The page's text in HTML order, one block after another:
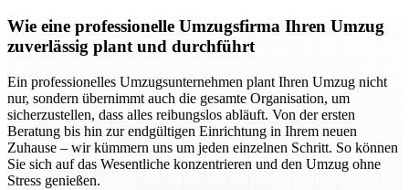
Wie eine professionelle Umzugsfirma Ihren Umzug
zuverlässig plant und durchführt
Ein professionelles Umzugsunternehmen plant Ihren Umzug nicht
nur, sondern übernimmt auch die gesamte Organisation, um
sicherzustellen, dass alles reibungslos abläuft. Von der ersten
Beratung bis hin zur endgültigen Einrichtung in Ihrem neuen
Zuhause – wir kümmern uns um jeden einzelnen Schritt. So können
Sie sich auf das Wesentliche konzentrieren und den Umzug ohne
Stress genießen.